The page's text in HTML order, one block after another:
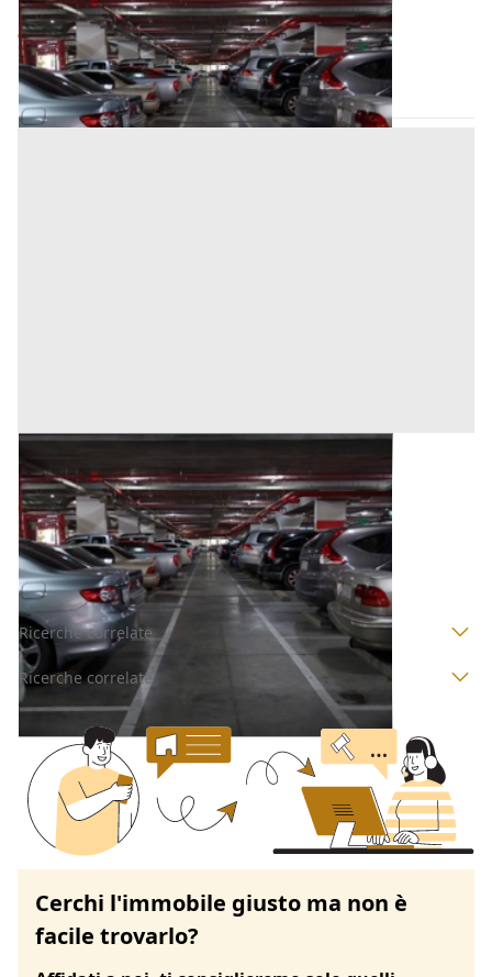
Trecate (Novara)
Base d'asta
4.500 €
Asta chiusa
Trecate (Novara)
Base d'asta
6.000 €
Asta chiusa
Ricerche correlate
Ricerche correlate
Cerchi l'immobile giusto ma non è
facile trovarlo?